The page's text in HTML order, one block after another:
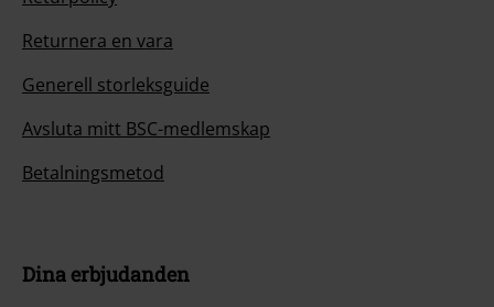
Returnera en vara
Generell storleksguide
Avsluta mitt BSC-medlemskap
Betalningsmetod
Dina erbjudanden